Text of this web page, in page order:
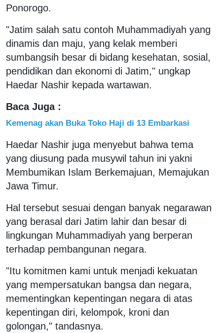
Ponorogo.
"Jatim salah satu contoh Muhammadiyah yang
dinamis dan maju, yang kelak memberi
sumbangsih besar di bidang kesehatan, sosial,
pendidikan dan ekonomi di Jatim," ungkap
Haedar Nashir kepada wartawan.
Baca Juga :
Kemenag akan Buka Toko Haji di 13 Embarkasi
Haedar Nashir juga menyebut bahwa tema
yang diusung pada musywil tahun ini yakni
Membumikan Islam Berkemajuan, Memajukan
Jawa Timur.
Hal tersebut sesuai dengan banyak negarawan
yang berasal dari Jatim lahir dan besar di
lingkungan Muhammadiyah yang berperan
terhadap pembangunan negara.
"Itu komitmen kami untuk menjadi kekuatan
yang mempersatukan bangsa dan negara,
mementingkan kepentingan negara di atas
kepentingan diri, kelompok, kroni dan
golongan," tandasnya.